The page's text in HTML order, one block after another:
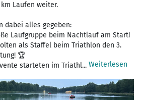
km Laufen weiter.
dabei alles gegeben:
Laufgruppe beim Nachtlauf am Start!
als Staffel beim Triathlon den 3.
🏆
starteten im Triathl... Weiterlesen